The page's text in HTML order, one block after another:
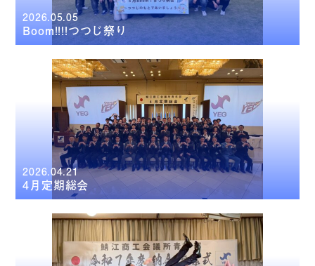
2026.05.05
Boom!!!!つつじ祭り
2026.04.21
4月定期総会